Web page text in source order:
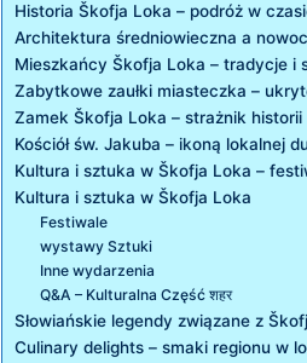
Historia Škofja Loka – podróż ⁢w
Architektura​ średniowieczna a
Mieszkańcy Škofja Loka – tradycje ​i
Zabytkowe zaułki miasteczka –
Zamek Škofja Loka – ‍strażnik ⁤historii
Kościół ‌św. Jakuba – ikoną lokalnej
Kultura i sztuka w ⁣Škofja Loka –
Kultura i​ sztuka w Škofja Loka
Festiwale
wystawy Sztuki
Inne wydarzenia
Q&A ‌–‍ Kulturalna Część शहर
Słowiańskie ⁣legendy związane z
Culinary delights​ – ​smaki regionu w